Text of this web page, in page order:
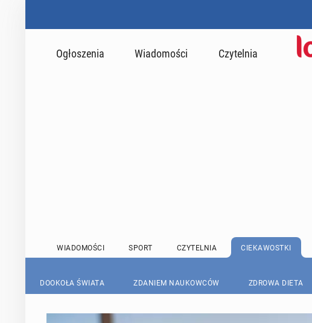
Ogłoszenia Wiadomości Czytelnia
WIADOMOŚCI SPORT CZYTELNIA CIEKAWOSTKI
DOOKOŁA ŚWIATA ZDANIEM NAUKOWCÓW ZDROWA DIETA